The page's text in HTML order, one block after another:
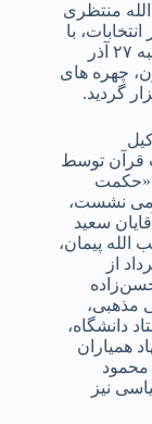
منتظری
با
نگاه به دیدگاه های آیت الله منتظری» روز پنجشنبه ۲۷ آذر
چهره های
گردید.
قرآن توسط
«حکمت
نشست،
سعید
پیمان،
از
مذهبی،
دانشگاه،
همیاران
محمود
نیز